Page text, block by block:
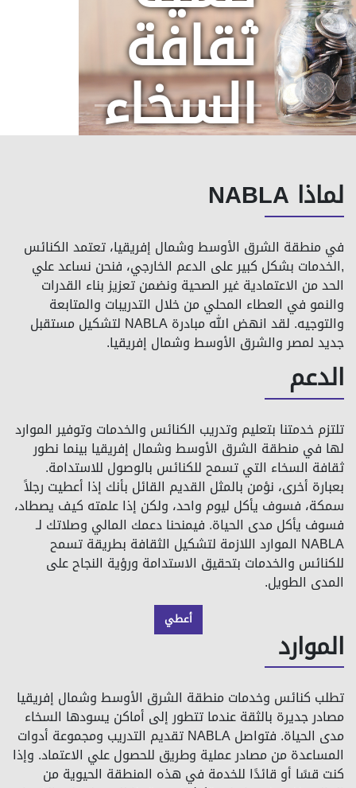
كيف
تقوم
بجمع
علي
اساس
كتابي
لماذا NABLA
,الخدمات بشكل كبير على الدعم الخارجي، فنحن نساعد علي
الحد من الاعتمادية غير الصحية ونضمن تعزيز بناء القدرات
والتوجيه. لقد انهض الله مبادرة NABLA لتشكيل مستقبل
جديد لمصر والشرق الأوسط وشمال إفريقيا.
الدعم
تلتزم خدمتنا بتعليم وتدريب الكنائس والخدمات وتوفير الموارد
لها في منطقة الشرق الأوسط وشمال إفريقيا بينما نطور
ثقافة السخاء التي تسمح للكنائس بالوصول للاستدامة.
سمكة، فسوف يأكل ليوم واحد، ولكن إذا علمته كيف يصطاد،
فسوف يأكل مدى الحياة. فيمنحنا دعمك المالي وصلاتك لـ
NABLA الموارد اللازمة لتشكيل الثقافة بطريقة تسمح
للكنائس والخدمات بتحقيق الاستدامة ورؤية النجاح على
المدى الطويل.
أعطي
الموارد
تطلب كنائس وخدمات منطقة الشرق الأوسط وشمال إفريقيا
مصادر جديرة بالثقة عندما تتطور إلى أماكن يسودها السخاء
المساعدة من مصادر عملية وطريق للحصول علي الاعتماد. وإذا
كنت قسًا أو قائدًا للخدمة في هذه المنطقة الحيوية من
العالم، فنحن ندعوك لاستكشاف موقعنا للحصول على الخدمات
والفرص لتطوير الأشخاص الأسخياء ورؤية كنيستك وخدمتك
تزدهر ..